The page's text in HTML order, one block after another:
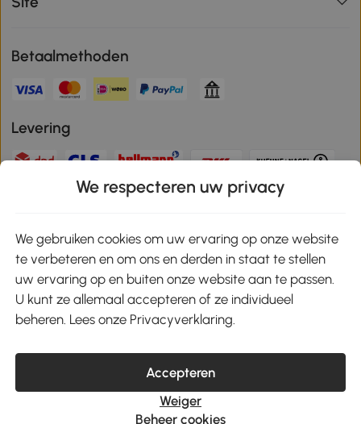
Betaalmethoden
Levering
Veilige betaling
Download de app en ontvang 10% korting!
Google Play
klantenservice@aosom.nl
MH Handel GmbH, Wendenstrasse 309, 20537 Hamburg
We respecteren uw privacy
We gebruiken cookies om uw ervaring op onze website
te verbeteren en om ons en derden in staat te stellen
uw ervaring op en buiten onze website aan te passen.
U kunt ze allemaal accepteren of ze individueel
beheren. Lees onze Privacyverklaring.
Accepteren
Weiger
Beheer cookies